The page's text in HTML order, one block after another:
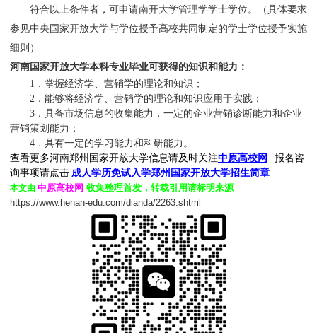
符合以上条件者，可申请南开大学管理学学士学位。（具体要求
参见中央国家开放大学与学位授予高校共同制定的学士学位授予实施
细则）
河南国家开放大学本科专业毕业可获得的知识和能力：
1．掌握经济学、营销学的理论和知识；
2．能够将经济学、营销学的理论和知识应用于实践；
3 ．具备市场信息的收集能力，一定的企业营销诊断能力和企业
营销策划能力；
4．具有一定的学习能力和科研能力。
查看更多河南郑州国家开放大学信息请及时关注中原高校网
报名咨
询事项请点击成人学历免试入学郑州国家开放大学招生简章
本文由 中原高校网 收集整理首发，转载引用请标明来源
https://www.henan-edu.com/dianda/2263.shtml